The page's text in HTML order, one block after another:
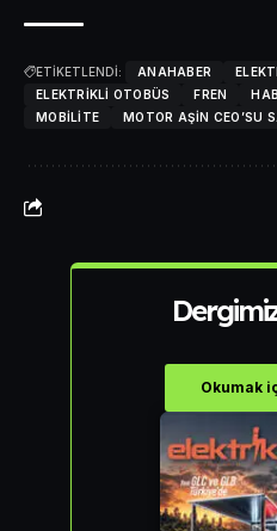
ETİKETLENDİ: ANAHABER
ELEKTRIKLI OTOBÜS
FREN
MOBILITE
MOTOR AŞIN CEO’SU
Okumak